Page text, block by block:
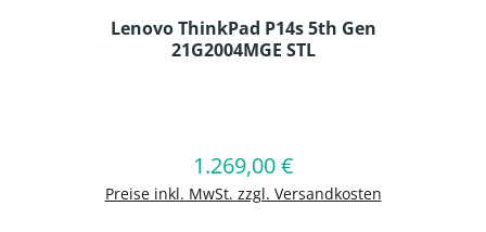
Lenovo ThinkPad P14s 5th Gen
21G2004MGE STL
Regulärer Preis:
1.269,00 €
Preise inkl. MwSt. zzgl. Versandkosten
In den Warenkorb